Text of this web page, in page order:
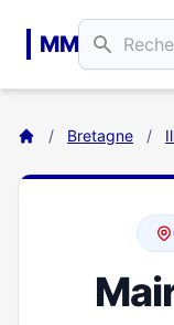
MM
/ Bretagne /